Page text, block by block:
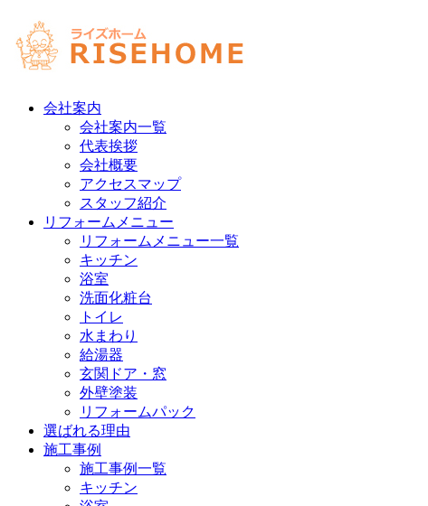
会社案内
会社案内一覧
代表挨拶
会社概要
アクセスマップ
スタッフ紹介
リフォームメニュー
リフォームメニュー一覧
キッチン
浴室
洗面化粧台
トイレ
水まわり
給湯器
玄関ドア・窓
外壁塗装
リフォームパック
選ばれる理由
施工事例
施工事例一覧
キッチン